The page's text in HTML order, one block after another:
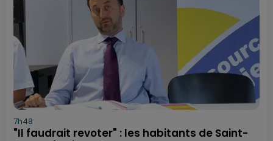
7h48
"Il faudrait revoter" : les habitants de Saint-